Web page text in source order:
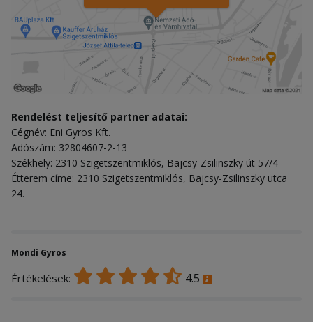
Rendelést teljesítő partner adatai:
Cégnév: Eni Gyros Kft.
Adószám: 32804607-2-13
Székhely: 2310 Szigetszentmiklós, Bajcsy-Zsilinszky út 57/4
Étterem címe: 2310 Szigetszentmiklós, Bajcsy-Zsilinszky utca
24.
Mondi Gyros
Értékelések: 4.5